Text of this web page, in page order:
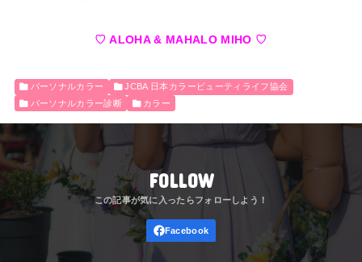
♡ ALOHA & MAHALO MIHO ♡
パーソナルカラー
JCBA 日本カラービューティライフ協会
パーソナルカラー診断
カラー
FOLLOW